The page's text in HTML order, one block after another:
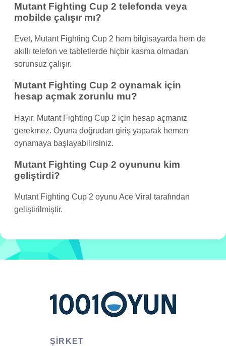
Mutant Fighting Cup 2 telefonda veya
mobilde çalışır mı?
Evet, Mutant Fighting Cup 2 hem bilgisayarda hem de
akıllı telefon ve tabletlerde hiçbir kasma olmadan
sorunsuz çalışır.
Mutant Fighting Cup 2 oynamak için
hesap açmak zorunlu mu?
Hayır, Mutant Fighting Cup 2 için hesap açmanız
gerekmez. Oyuna doğrudan giriş yaparak hemen
oynamaya başlayabilirsiniz.
Mutant Fighting Cup 2 oyununu kim
geliştirdi?
Mutant Fighting Cup 2 oyunu Ace Viral tarafından
geliştirilmiştir.
ŞIRKET